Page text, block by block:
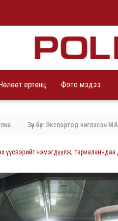
ертөнц Фото мэдээ
Экспортод чиглэсэн МАА-н
үүсвэрийг нэмэгдүүлж,